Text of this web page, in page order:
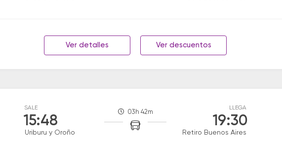
Ver detalles Ver descuentos
SALE
15:48
Uriburu y Oroño
03h 42m
LLEGA
19:30
Retiro Buenos Aires